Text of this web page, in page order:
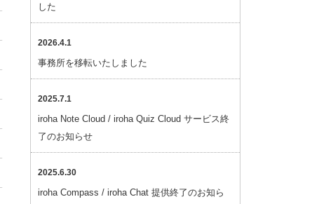
した
2026.4.1
事務所を移転いたしました
2025.7.1
iroha Note Cloud / iroha Quiz Cloud サービス終
了のお知らせ
2025.6.30
iroha Compass / iroha Chat 提供終了のお知ら